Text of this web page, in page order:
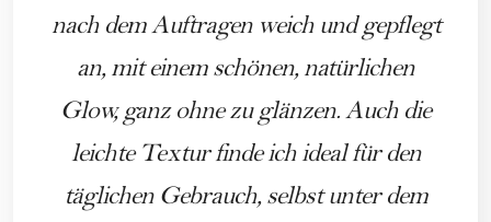
nach dem Auftragen weich und gepflegt
an, mit einem schönen, natürlichen
Glow, ganz ohne zu glänzen. Auch die
leichte Textur finde ich ideal für den
täglichen Gebrauch, selbst unter dem